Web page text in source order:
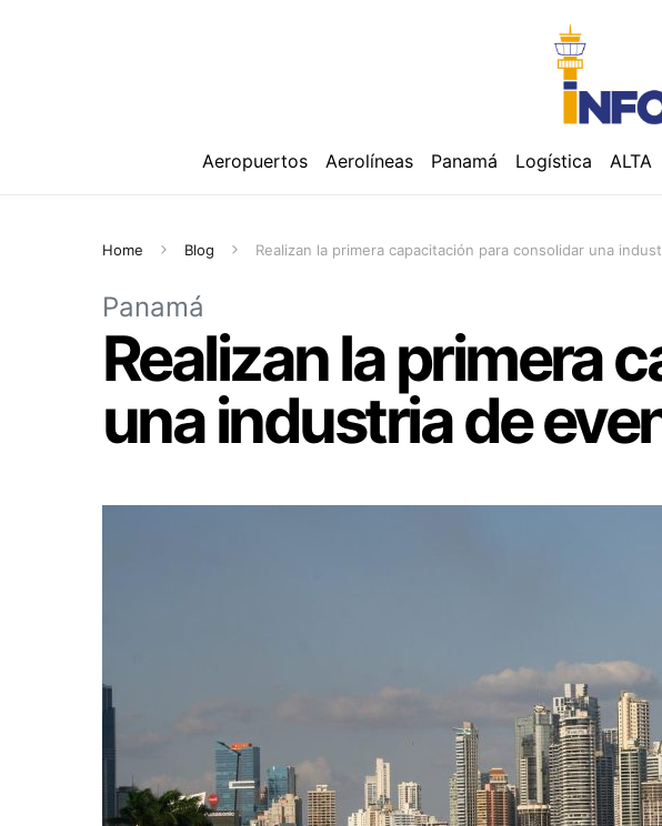
Aeropuertos Aerolíneas Panamá Logística ALTA
Home Blog Realizan la primera capacitación para consolidar una
Panamá
Realizan la primera
una industria de